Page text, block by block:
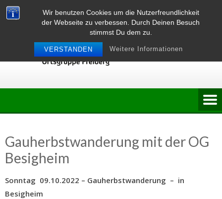
Wir benutzen Cookies um die Nutzerfreundlichkeit
der Webseite zu verbessen. Durch Deinen Besuch
stimmst Du dem zu.
VERSTANDEN Weitere Informationen
Skip
to
Gauherbstwanderung mit der OG
Besigheim
Sonntag 09.10.2022 – Gauherbstwanderung – in
Besigheim